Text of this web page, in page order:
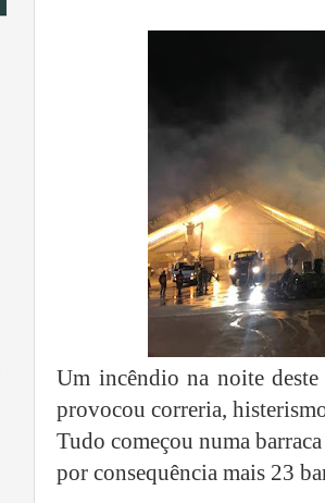
Um incêndio na noite
provocou correria,
Tudo começou numa
por consequência mais 23